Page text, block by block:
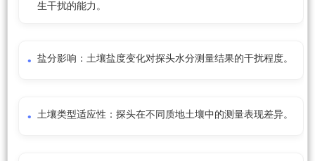
生干扰的能力。
盐分影响：土壤盐度变化对探头水分测量结果的干扰程度。
土壤类型适应性：探头在不同质地土壤中的测量表现差异。